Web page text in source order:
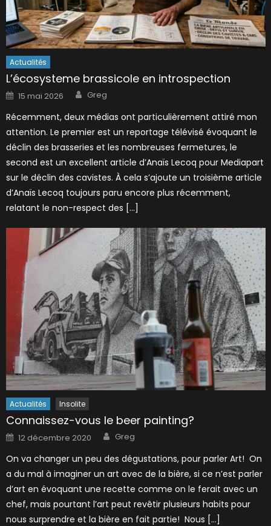
Actualités
L’écosysteme brassicole en introspection
Posted
on
15 mai 2026 Author
Greg
Récemment, deux médias ont particulièrement attiré mon
attention. Le premier est un reportage télévisé évoquant le
déclin des brasseries et les nombreuses fermetures, le
second est un excellent article d’Anaïs Lecoq pour Mediapart
sur le déclin des cavistes. À cela s’ajoute un troisième article
d’Anaïs Lecoq toujours paru encore plus récemment,
relatant le non-respect des […]
Actualités Insolite
Connaissez-vous le beer painting?
Posted
on
12 décembre 2020 Author
Greg
On va changer un peu des dégustations, pour parler Art! On
a du mal à imaginer un art avec de la bière, si ce n’est parler
d’art en évoquant une recette comme on le ferait avec un
chef, mais pourtant l’art peut revêtir plusieurs habits pour
nous surprendre et la bière en fait partie! Nous […]